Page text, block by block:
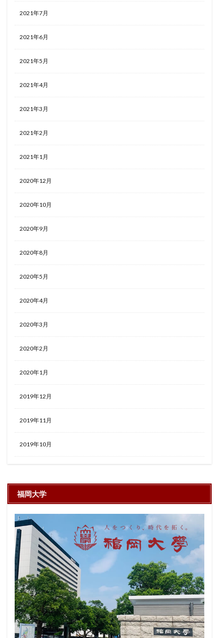
2021年7月
2021年6月
2021年5月
2021年4月
2021年3月
2021年2月
2021年1月
2020年12月
2020年10月
2020年9月
2020年8月
2020年5月
2020年4月
2020年3月
2020年2月
2020年1月
2019年12月
2019年11月
2019年10月
福岡大学